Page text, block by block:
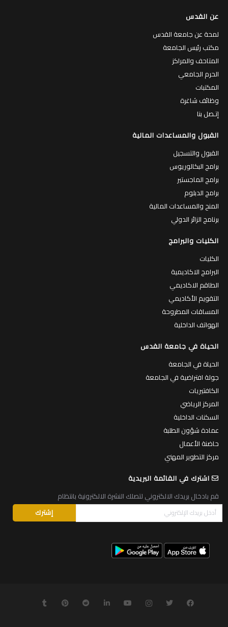
عن القدس
لمحة عن جامعة القدس
مكتب رئيس الجامعة
المتاحف والمراكز
الحرم الجامعي
المكتبات
وظائف شاغرة
إتـصل بنا
القبول والمساعدات المالية
القبول والتسجيل
برامج البكالوريوس
برامج الماجستير
برامج الدبلوم
المنح والمساعدات المالية
برنامج الزائر الدولي
الكليات والبرامج
الكليات
البرامج الاكاديمية
الطاقم الاكاديمي
التقويم الأكاديمي
المساقات المطروحة
الهواتف الداخلية
الحياة في جامعة القدس
الحياة في الجامعة
جولة افتراضية في الجامعة
الكافتيريات
المركز الرياضي
السكنات الداخلية
عمادة شؤون الطلبة
حاضنة الأعمال
مركز التطوير المهني
اشترك في القائمة البريدية
قم بادخال بريدك الالكتروني لتصلك النشرة الالكترونية بانتظام